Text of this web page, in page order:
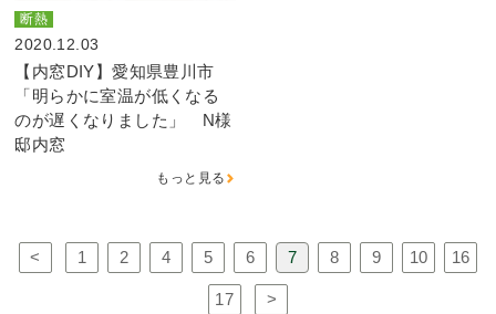
断熱
2020.12.03
【内窓DIY】愛知県豊川市
「明らかに室温が低くなる
のが遅くなりました」 N様
邸内窓
もっと見る
< 1 2 4 5 6 7 8 9 10 16
17 >